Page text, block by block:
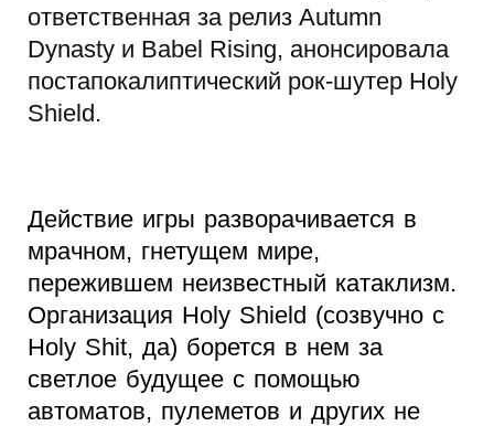
ответственная за релиз Autumn
Dynasty и Babel Rising, анонсировала
постапокалиптический рок-шутер Holy
Shield.
Действие игры разворачивается в
мрачном, гнетущем мире,
пережившем неизвестный катаклизм.
Организация Holy Shield (созвучно с
Holy Shit, да) борется в нем за
светлое будущее с помощью
автоматов, пулеметов и других не